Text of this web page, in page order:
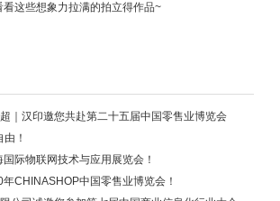
这些想象力拉满的拍立得作品~
｜汉印邀您共赴第二十五届中国零售业博览会
！
际物联网技术与应用展览会！
CHINASHOP中国零售业博览会！